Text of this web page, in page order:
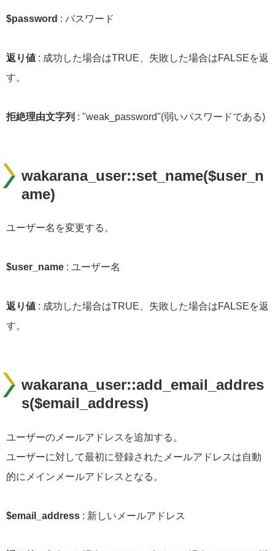
$password : パスワード
返り値 : 成功した場合はTRUE、失敗した場合はFALSEを返
す。
拒絶理由文字列 : "weak_password"(弱いパスワードである)
wakarana_user::set_name($user_n
ame)
ユーザー名を変更する。
$user_name : ユーザー名
返り値 : 成功した場合はTRUE、失敗した場合はFALSEを返
す。
wakarana_user::add_email_addres
s($email_address)
ユーザーのメールアドレスを追加する。
ユーザーに対して最初に登録されたメールアドレスは自動
的にメインメールアドレスとなる。
$email_address : 新しいメールアドレス